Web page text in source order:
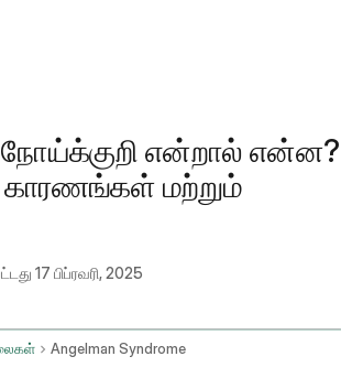
என்றால் என்ன?
காரணங்கள் மற்றும்
17 பிப்ரவரி, 2025
Angelman Syndrome